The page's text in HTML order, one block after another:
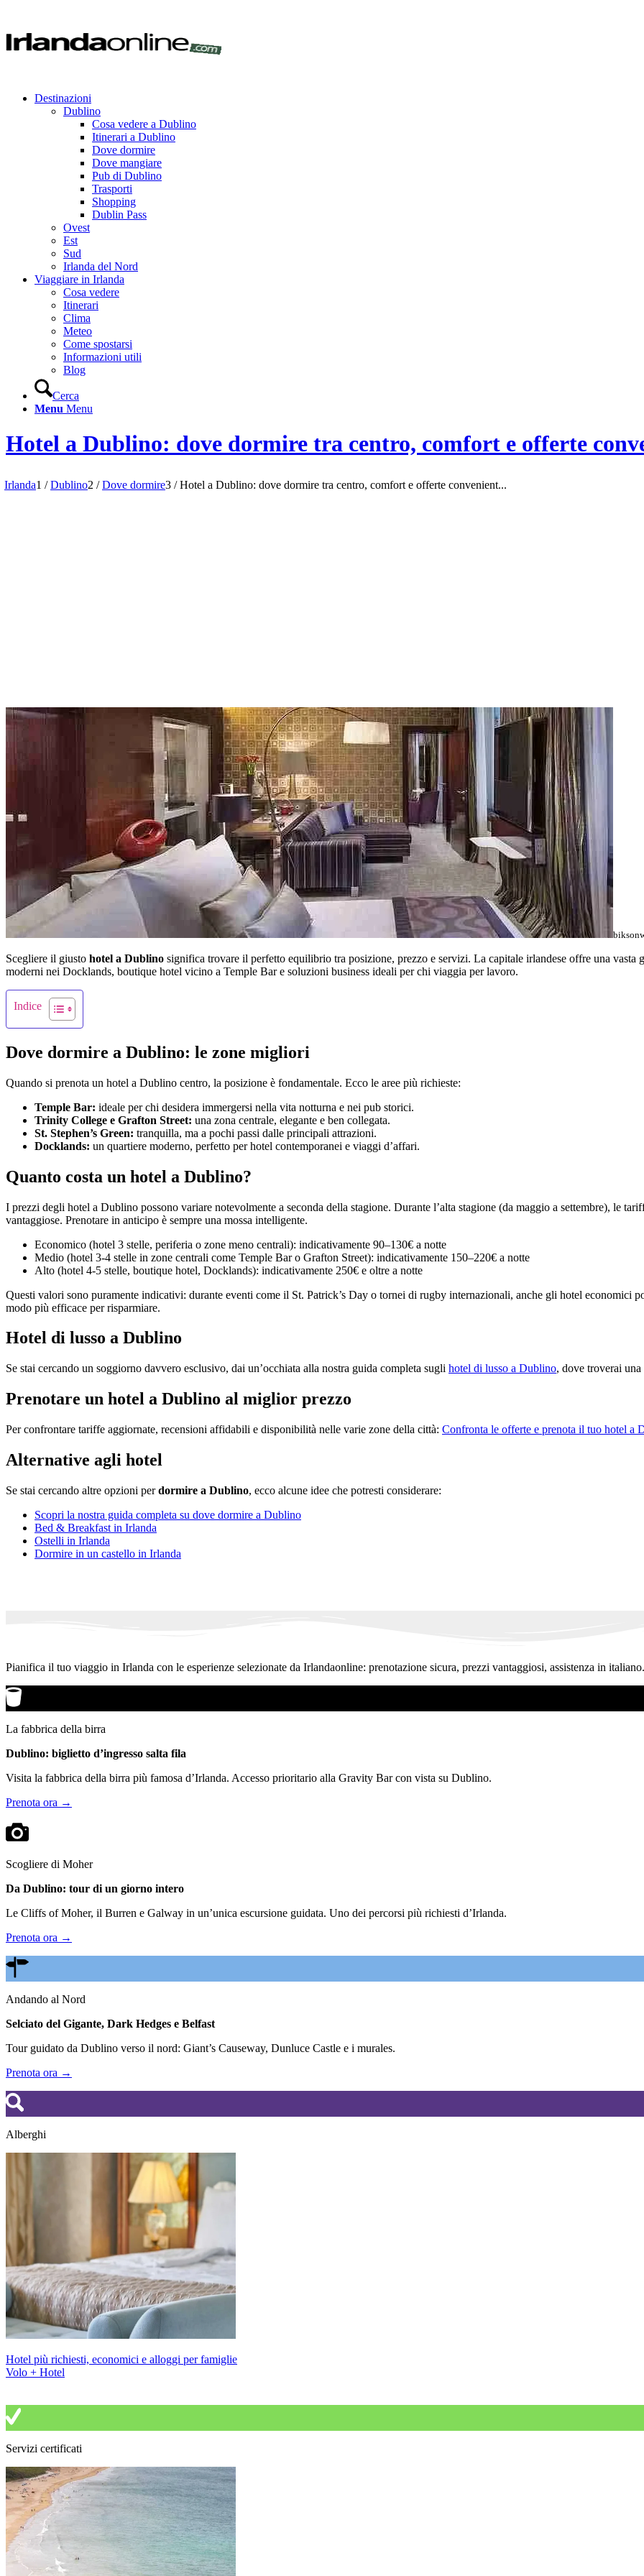
Destinazioni
Dublino
Cosa vedere a Dublino
Itinerari a Dublino
Dove dormire
Dove mangiare
Pub di Dublino
Trasporti
Shopping
Dublin Pass
Ovest
Est
Sud
Irlanda del Nord
Viaggiare in Irlanda
Cosa vedere
Itinerari
Clima
Meteo
Come spostarsi
Informazioni utili
Blog
Cerca
Menu Menu
Hotel a Dublino: dove dormire tra centro, comfort e offerte
Irlanda1 / Dublino2 / Dove dormire3 / Hotel a Dublino: dove dormire tra centro, comfort e offerte convenient...
Scegliere il giusto hotel a Dublino significa trovare il perfetto equilibrio tra posizione, prezzo e servizi. La capitale irlandese offre una
moderni nei Docklands, boutique hotel vicino a Temple Bar e soluzioni business ideali per chi viaggia per lavoro.
Indice
Dove dormire a Dublino: le zone migliori
Quando si prenota un hotel a Dublino centro, la posizione è fondamentale. Ecco le aree più richieste:
Temple Bar: ideale per chi desidera immergersi nella vita notturna e nei pub storici.
Trinity College e Grafton Street: una zona centrale, elegante e ben collegata.
St. Stephen’s Green: tranquilla, ma a pochi passi dalle principali attrazioni.
Docklands: un quartiere moderno, perfetto per hotel contemporanei e viaggi d’affari.
Quanto costa un hotel a Dublino?
I prezzi degli hotel a Dublino possono variare notevolmente a seconda della stagione. Durante l’alta stagione (da maggio a settembre), le
vantaggiose. Prenotare in anticipo è sempre una mossa intelligente.
Economico (hotel 3 stelle, periferia o zone meno centrali): indicativamente 90–130€ a notte
Medio (hotel 3-4 stelle in zone centrali come Temple Bar o Grafton Street): indicativamente 150–220€ a notte
Alto (hotel 4-5 stelle, boutique hotel, Docklands): indicativamente 250€ e oltre a notte
Questi valori sono puramente indicativi: durante eventi come il St. Patrick’s Day o tornei di rugby internazionali, anche gli hotel economici
modo più efficace per risparmiare.
Hotel di lusso a Dublino
Se stai cercando un soggiorno davvero esclusivo, dai un’occhiata alla nostra guida completa sugli hotel di lusso a Dublino, dove troverai
Prenotare un hotel a Dublino al miglior prezzo
Per confrontare tariffe aggiornate, recensioni affidabili e disponibilità nelle varie zone della città: Confronta le offerte e prenota il tuo hotel a
Alternative agli hotel
Se stai cercando altre opzioni perdormire a Dublino, ecco alcune idee che potresti considerare:
Scopri la nostra guida completa su dove dormire a Dublino
Bed & Breakfast in Irlanda
Ostelli in Irlanda
Dormire in un castello in Irlanda
Pianifica il tuo viaggio in Irlanda con le esperienze selezionate da Irlandaonline: prenotazione sicura, prezzi vantaggiosi, assistenza in italiano.
La fabbrica della birra
Dublino: biglietto d’ingresso salta fila
Visita la fabbrica della birra più famosa d’Irlanda. Accesso prioritario alla Gravity Bar con vista su Dublino.
Prenota ora →
Scogliere di Moher
Da Dublino: tour di un giorno intero
Le Cliffs of Moher, il Burren e Galway in un’unica escursione guidata. Uno dei percorsi più richiesti d’Irlanda.
Prenota ora →
Andando al Nord
Selciato del Gigante, Dark Hedges e Belfast
Tour guidato da Dublino verso il nord: Giant’s Causeway, Dunluce Castle e i murales.
Prenota ora →
Alberghi
Hotel più richiesti, economici e alloggi per famiglie
Volo + Hotel
Servizi certificati